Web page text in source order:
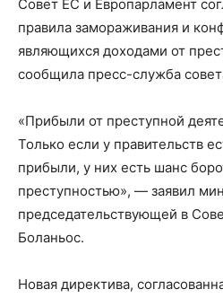
Совет ЕС и Европарламент
правила замораживания и
являющихся доходами от
сообщила пресс-служба
«Прибыли от преступной
Только если у правительств
прибыли, у них есть шанс
преступностью», — заявил
председательствующей в
Боланьос.
Новая директива,